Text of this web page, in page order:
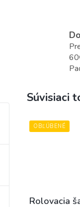
Súvisiaci
OBĽÚBENÉ
Rolovacia